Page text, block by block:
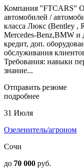
Компания "FTCARS"
автомобилей /
класса Люкс (Bentley ,
Mercedes-Benz,BMW и
кредит, доп.
обслуживания
Требования: навыки
знание...
Отправить резюме
подробнее
31 Июля
Озеленитель/агроном
Сочи
до 70 000 руб.